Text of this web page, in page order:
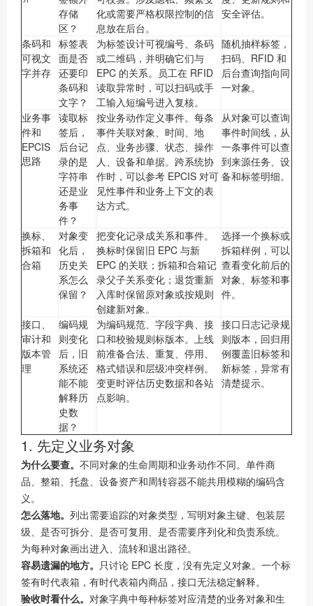
存储
区？
化或需要严格权限控制的信
息放在后台。
安全评估。
条码和
可视文
字并存
标签表
面是否
还要印
条码和
文字？
为标签设计可视编号、条码
或二维码，并明确它们与
EPC 的关系。员工在 RFID
读取异常时，可以扫码或手
工输入短编号进入复核。
随机抽样标签，
扫码、RFID 和
后台查询指向同
一对象。
业务事
件和
EPCIS
思路
读取标
签后，
后台记
录的是
字符串
还是业
务事
件？
按业务动作定义事件。每条
事件关联对象、时间、地
点、业务步骤、状态、操作
人、设备和单据。跨系统协
作时，可以参考 EPCIS 对可
见性事件和业务上下文的表
达方式。
从对象可以查询
事件时间线，从
一条事件可以查
到来源任务、设
备和标签明细。
换标、
拆箱和
合箱
对象变
化后，
历史关
系怎么
保留？
把变化记录成关系和事件。
换标时保留旧 EPC 与新
EPC 的关联；拆箱和合箱记
录父子关系变化；退货重新
入库时保留原对象或按规则
创建新对象。
选择一个换标或
拆箱样例，可以
查看变化前后的
对象、标签和事
件。
接口、
审计和
版本管
理
编码规
则变化
后，旧
系统还
能不能
解释历
史数
据？
为编码规范、字段字典、接
口和校验规则标版本。上线
前准备合法、重复、停用、
格式错误和层级冲突样例。
变更时评估历史数据和各站
点影响。
接口日志记录规
则版本，回归用
例覆盖旧标签和
新标签，异常有
清楚提示。
1. 先定义业务对象
为什么要查。 不同对象的生命周期和业务动作不同。单件商
品、整箱、托盘、设备资产和周转容器不能共用模糊的编码含
义。
怎么落地。 列出需要追踪的对象类型，写明对象主键、包装层
级、是否可拆分、是否可复用、是否需要序列化和负责系统。
为每种对象画出进入、流转和退出路径。
容易遗漏的地方。 只讨论 EPC 长度，没有先定义对象。一个标
签有时代表箱，有时代表箱内商品，接口无法稳定解释。
验收时看什么。 对象字典中每种标签对应清楚的业务对象和生